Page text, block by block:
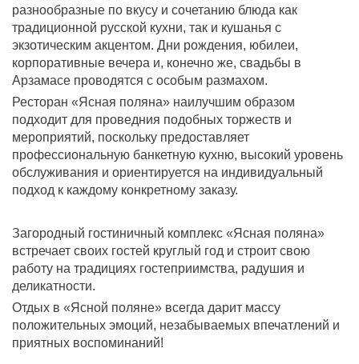
разнообразные по вкусу и сочетанию блюда как
традиционной русской кухни, так и кушанья с
экзотическим акцентом. Дни рождения, юбилеи,
корпоративные вечера и, конечно же, свадьбы в
Арзамасе проводятся с особым размахом.
Ресторан «Ясная поляна» наилучшим образом
подходит для проведния подобных торжеств и
мероприятий, поскольку предоставляет
профессиональную банкетную кухню, высокий уровень
обслуживания и ориентируется на индивидуальный
подход к каждому конкретному заказу.
Загородный гостиничный комплекс «Ясная поляна»
встречает своих гостей круглый год и строит свою
работу на традициях гостеприимства, радушия и
деликатности.
Отдых в «Ясной поляне» всегда дарит массу
положительных эмоций, незабываемых впечатлений и
приятных воспоминаний!